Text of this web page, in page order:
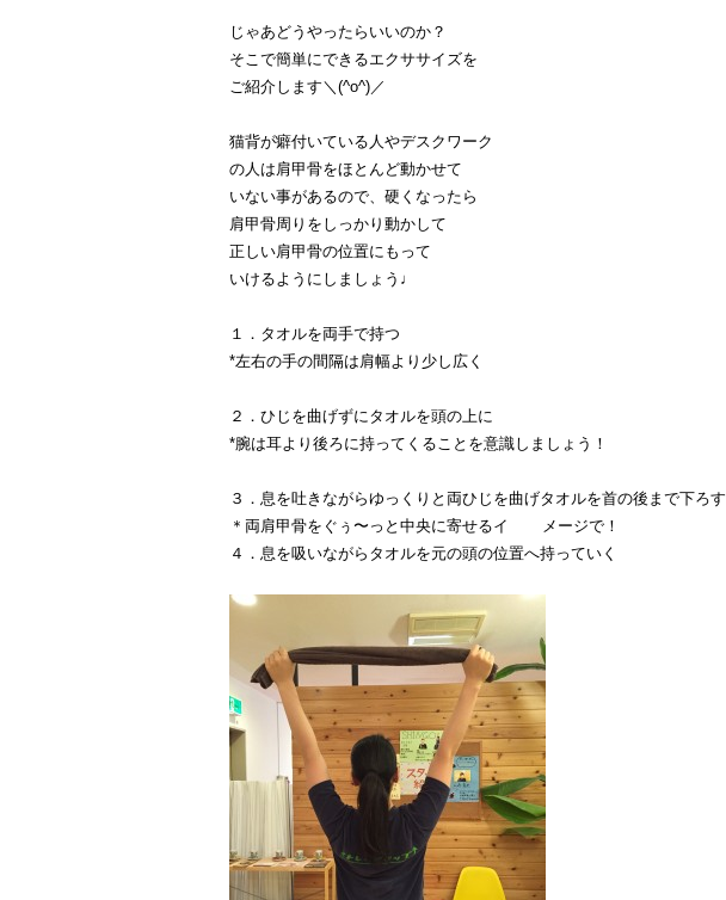
じゃあどうやったらいいのか？
そこで簡単にできるエクササイズを
ご紹介します＼(^o^)／
猫背が癖付いている人やデスクワーク
の人は肩甲骨をほとんど動かせて
いない事があるので、硬くなったら
肩甲骨周りをしっかり動かして
正しい肩甲骨の位置にもって
いけるようにしましょう♩
１．タオルを両手で持つ
*左右の手の間隔は肩幅より少し広く
２．ひじを曲げずにタオルを頭の上に
*腕は耳より後ろに持ってくることを意識しましょう！
３．息を吐きながらゆっくりと両ひじを曲げタオルを首の後まで下ろす
＊両肩甲骨をぐぅ〜っと中央に寄せるイ メージで！
４．息を吸いながらタオルを元の頭の位置へ持っていく